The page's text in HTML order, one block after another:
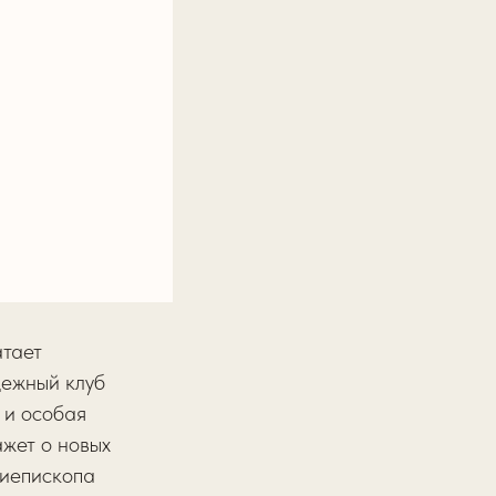
клуб
особая
о новых